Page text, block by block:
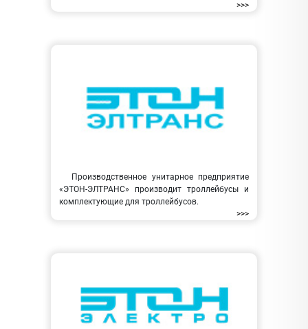
>>>
Производственное унитарное предприятие
«ЭТОН-ЭЛТРАНС» производит троллейбусы и
комплектующие для троллейбусов.
>>>